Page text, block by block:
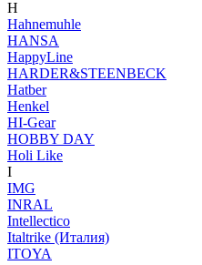
H
Hahnemuhle
HANSA
HappyLine
HARDER&STEENBECK
Hatber
Henkel
HI-Gear
HOBBY DAY
Holi Like
I
IMG
INRAL
Intellectico
Italtrike (Италия)
ITOYA